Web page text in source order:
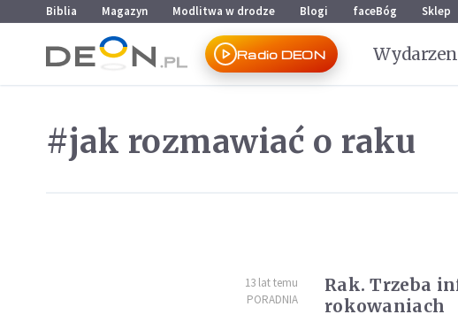
Przejdź do menu głównego
Przejdź do treści
Biblia Magazyn Modlitwa w drodze Blogi faceBóg Sklep
Radio DEON
#jak rozmawiać o raku
13 lat temu
PORADNIA
Rak. Trzeba
rokowaniach